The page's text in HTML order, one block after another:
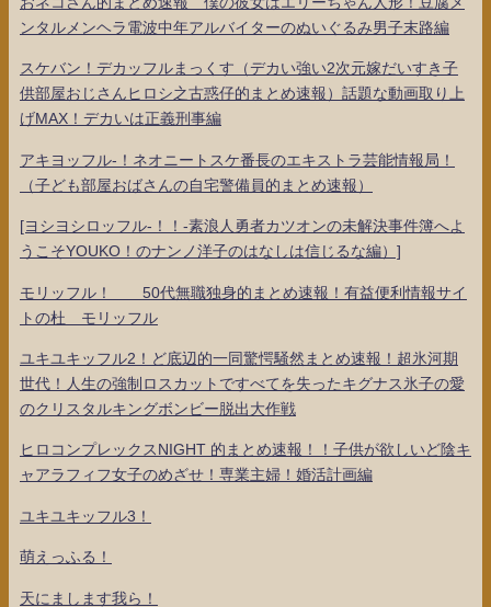
ンタルメンヘラ電波中年アルバイターのぬいぐるみ男子末路編
スケバン！デカッフルまっくす（デカい強い2次元嫁だいすき子
供部屋おじさんヒロシ之古惑仔的まとめ速報）話題な動画取り上
げMAX！デカいは正義刑事編
アキヨッフル-！ネオニートスケ番長のエキストラ芸能情報局！
（子ども部屋おばさんの自宅警備員的まとめ速報）
[ヨシヨシロッフル-！！-素浪人勇者カツオンの未解決事件簿へよ
うこそYOUKO！のナンノ洋子のはなしは信じるな編）]
モリッフル！ 50代無職独身的まとめ速報！有益便利情報サイ
トの杜 モリッフル
ユキユキッフル2！ど底辺的一同驚愕騒然まとめ速報！超氷河期
世代！人生の強制ロスカットですべてを失ったキグナス氷子の愛
のクリスタルキングボンビー脱出大作戦
ヒロコンプレックスNIGHT 的まとめ速報！！子供が欲しいど陰キ
ャアラフィフ女子のめざせ！専業主婦！婚活計画編
ユキユキッフル3！
萌えっふる！
天にまします我ら！